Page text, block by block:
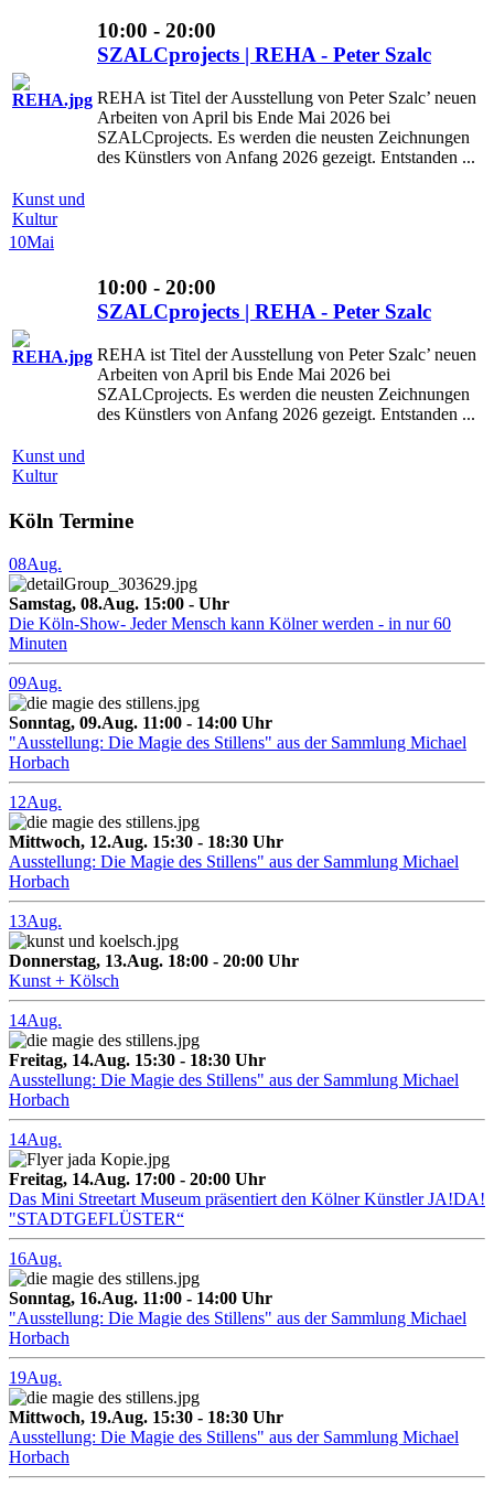
10:00 - 20:00
SZALCprojects | REHA - Peter Szalc
REHA ist Titel der Ausstellung von Peter Szalc’ neuen
Arbeiten von April bis Ende Mai 2026 bei
SZALCprojects. Es werden die neusten Zeichnungen
des Künstlers von Anfang 2026 gezeigt. Entstanden ...
Kunst und
Kultur
10Mai
10:00 - 20:00
SZALCprojects | REHA - Peter Szalc
REHA ist Titel der Ausstellung von Peter Szalc’ neuen
Arbeiten von April bis Ende Mai 2026 bei
SZALCprojects. Es werden die neusten Zeichnungen
des Künstlers von Anfang 2026 gezeigt. Entstanden ...
Kunst und
Kultur
Köln Termine
08Aug.
Samstag, 08.Aug. 15:00 - Uhr
Die Köln-Show- Jeder Mensch kann Kölner werden - in nur 60
Minuten
09Aug.
Sonntag, 09.Aug. 11:00 - 14:00 Uhr
"Ausstellung: Die Magie des Stillens" aus der Sammlung Michael
Horbach
12Aug.
Mittwoch, 12.Aug. 15:30 - 18:30 Uhr
Ausstellung: Die Magie des Stillens" aus der Sammlung Michael
Horbach
13Aug.
Donnerstag, 13.Aug. 18:00 - 20:00 Uhr
Kunst + Kölsch
14Aug.
Freitag, 14.Aug. 15:30 - 18:30 Uhr
Ausstellung: Die Magie des Stillens" aus der Sammlung Michael
Horbach
14Aug.
Freitag, 14.Aug. 17:00 - 20:00 Uhr
Das Mini Streetart Museum präsentiert den Kölner Künstler JA!DA!
"STADTGEFLÜSTER“
16Aug.
Sonntag, 16.Aug. 11:00 - 14:00 Uhr
"Ausstellung: Die Magie des Stillens" aus der Sammlung Michael
Horbach
19Aug.
Mittwoch, 19.Aug. 15:30 - 18:30 Uhr
Ausstellung: Die Magie des Stillens" aus der Sammlung Michael
Horbach